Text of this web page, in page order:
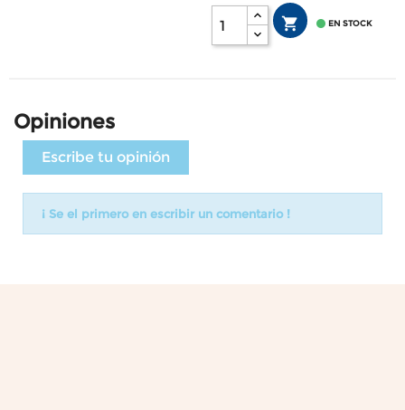
  EN STOCK
Opiniones
Escribe tu opinión
¡ Se el primero en escribir un comentario !